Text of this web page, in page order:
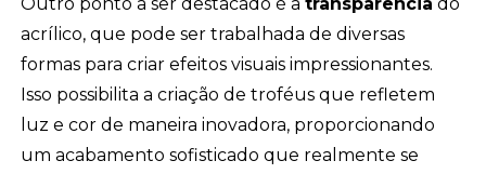
acrílico, que pode ser trabalhada de diversas
formas para criar efeitos visuais impressionantes.
Isso possibilita a criação de troféus que refletem
luz e cor de maneira inovadora, proporcionando
um acabamento sofisticado que realmente se